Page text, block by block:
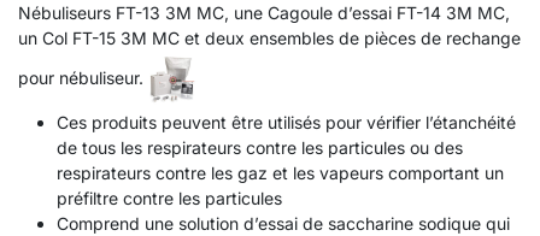
Nébuliseurs FT-13 3M MC, une Cagoule d’essai FT-14 3M MC,
un Col FT-15 3M MC et deux ensembles de pièces de rechange
pour nébuliseur.
Ces produits peuvent être utilisés pour vérifier l’étanchéité
de tous les respirateurs contre les particules ou des
respirateurs contre les gaz et les vapeurs comportant un
préfiltre contre les particules
Comprend une solution d’essai de saccharine sodique qui